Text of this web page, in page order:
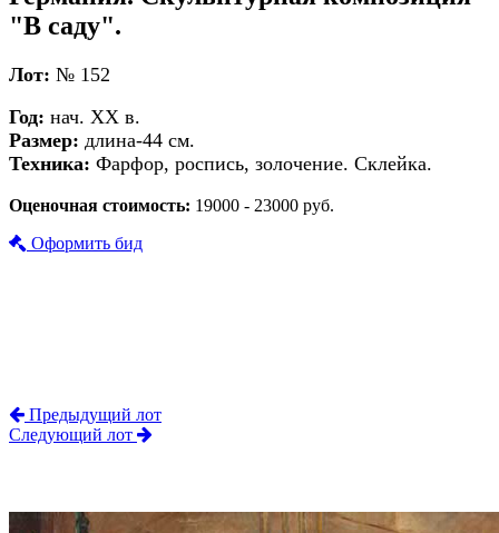
"В саду".
Лот: № 152
Год: нач. ХХ в.
Размер: длина-44 см.
Техника: Фарфор, роспись, золочение. Склейка.
Оценочная стоимость: 19000 - 23000 руб.
Оформить бид
Предыдущий лот
Следующий лот